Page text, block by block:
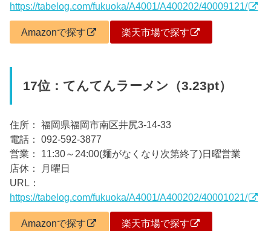
https://tabelog.com/fukuoka/A4001/A400202/40009121/
Amazonで探す 楽天市場で探す
17位：てんてんラーメン（3.23pt）
住所： 福岡県福岡市南区井尻3-14-33
電話： 092-592-3877
営業： 11:30～24:00(麺がなくなり次第終了)日曜営業
店休： 月曜日
URL：
https://tabelog.com/fukuoka/A4001/A400202/40001021/
Amazonで探す 楽天市場で探す